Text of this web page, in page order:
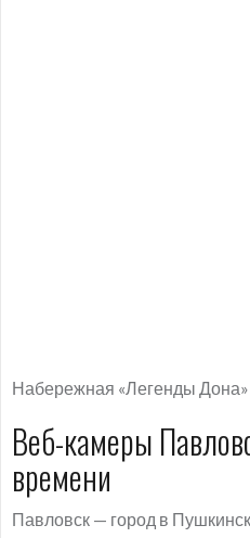
Набережная «Легенды Дона»
Веб-камеры
времени
Павловск — город в